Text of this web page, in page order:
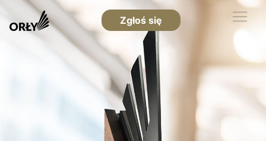
Zgłoś się